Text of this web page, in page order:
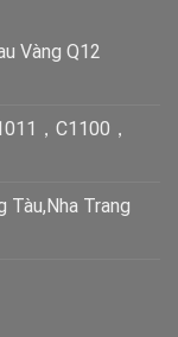
Vàng Q12
，C1100，
Tàu,Nha Trang